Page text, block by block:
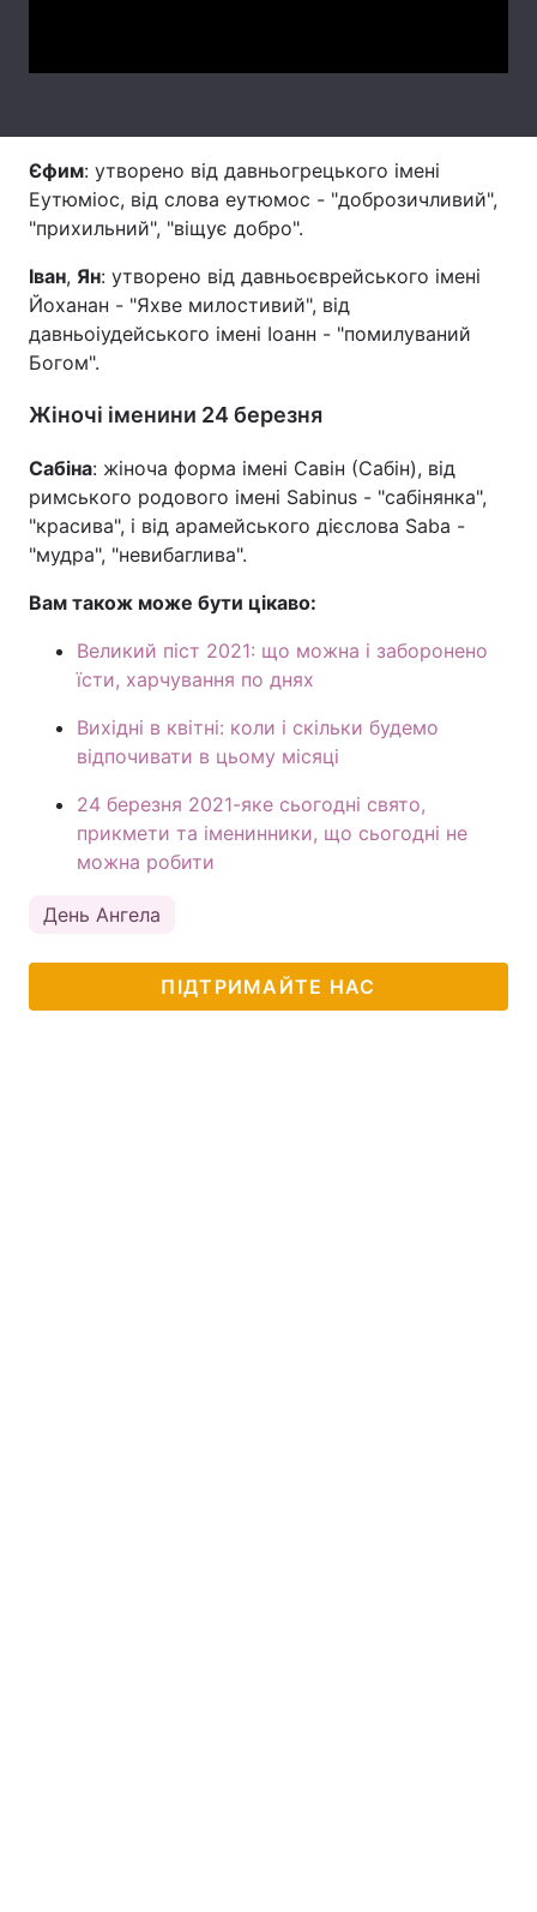
Тема оформлення
Єфим: утворено від давньогрецького імені
Еутюміос, від слова еутюмос - "доброзичливий",
"прихильний", "віщує добро".
Іван, Ян: утворено від давньоєврейського імені
Йоханан - "Яхве милостивий", від
давньоіудейського імені Іоанн - "помилуваний
Богом".
Жіночі іменини 24 березня
Сабіна: жіноча форма імені Савін (Сабін), від
римського родового імені Sabinus - "сабінянка",
"красива", і від арамейського дієслова Saba -
"мудра", "невибаглива".
Вам також може бути цікаво:
Великий піст 2021: що можна і заборонено
їсти, харчування по днях
Вихідні в квітні: коли і скільки будемо
відпочивати в цьому місяці
24 березня 2021-яке сьогодні свято,
прикмети та іменинники, що сьогодні не
можна робити
День Ангела
ПІДТРИМАЙТЕ НАС